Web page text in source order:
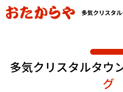
多気クリスタ
多気クリスタルタウ
グ